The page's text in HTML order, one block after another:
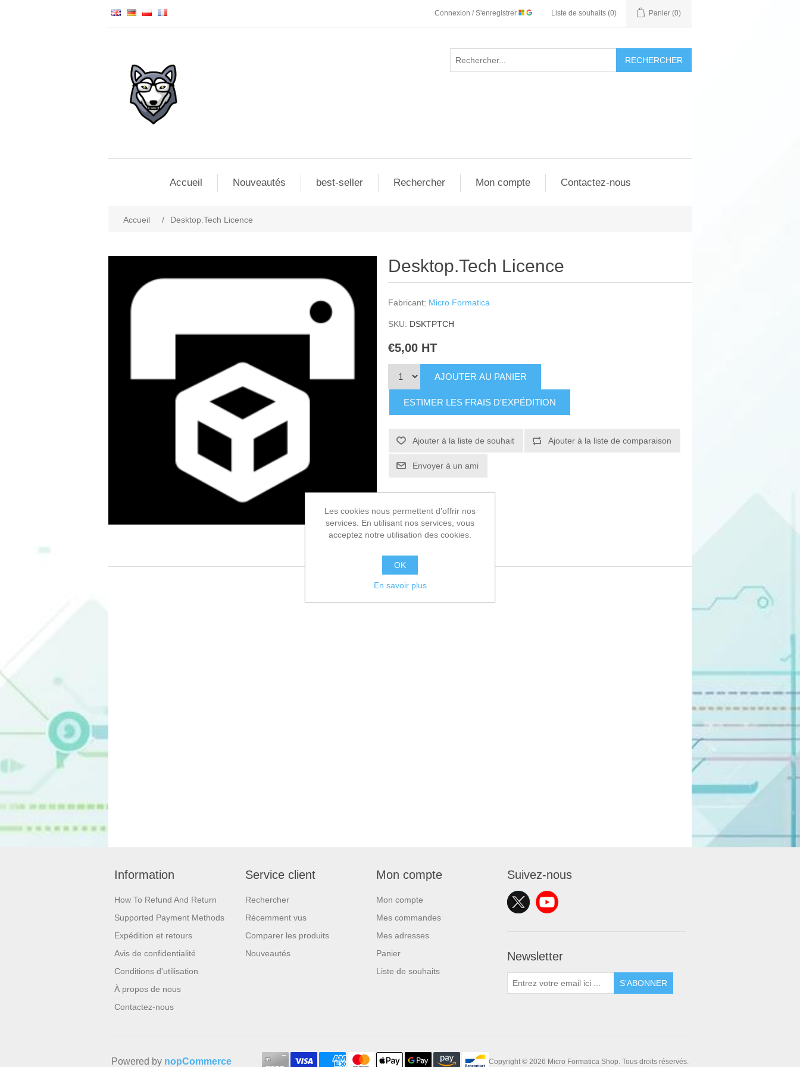
Connexion / S'enregistrer Liste de souhaits (0) Panier (0)
RECHERCHER
Accueil Nouveautés best-seller Rechercher Mon compte Contactez-nous
Accueil / Desktop.Tech Licence
Desktop.Tech Licence
Fabricant: Micro Formatica
SKU: DSKTPTCH
€5,00 HT
AJOUTER AU PANIER
ESTIMER LES FRAIS D'EXPÉDITION
Ajouter à la liste de souhait Ajouter à la liste de comparaison
Envoyer à un ami
Information
How To Refund And Return
Supported Payment Methods
Expédition et retours
Avis de confidentialité
Conditions d'utilisation
À propos de nous
Contactez-nous
Service client
Rechercher
Récemment vus
Comparer les produits
Nouveautés
Mon compte
Mon compte
Mes commandes
Mes adresses
Panier
Liste de souhaits
Suivez-nous
Newsletter
S'ABONNER
Copyright © 2026 Micro Formatica Shop. Tous droits réservés.
Powered by nopCommerce
Les cookies nous permettent d'offrir nos
services. En utilisant nos services, vous
acceptez notre utilisation des cookies.
OK
En savoir plus